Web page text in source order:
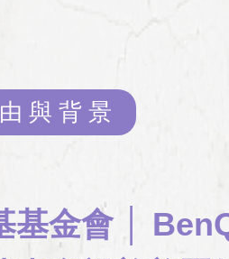
與背景
基金會 │